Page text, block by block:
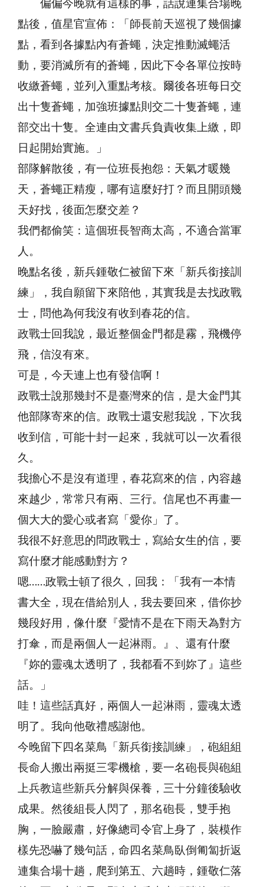
偏偏今晚就有這樣的事，話說連集合場晚
點後，值星官宣佈：「師長前天巡視了幾個據
點，看到各據點內有蒼蠅，決定推動滅蠅活
動，要消滅所有的蒼蠅，因此下令各單位按時
收繳蒼蠅，並列入重點考核。爾後各班每日交
出十隻蒼蠅，加強班據點則交二十隻蒼蠅，連
部交出十隻。全連由文書兵負責收集上繳，即
日起開始實施。」
部隊解散後，有一位班長抱怨：天氣才暖幾
天，蒼蠅正精瘦，哪有這麼好打？而且開頭幾
天好找，後面怎麼交差？
我們都偷笑：這個班長智商太高，不適合當軍
人。
晚點名後，新兵鍾敬仁被留下來「新兵銜接訓
練」，我自願留下來陪他，其實我是去找政戰
士，問他為何我沒有收到春花的信。
政戰士回我說，最近整個金門都是霧，飛機停
飛，信沒有來。
可是，今天連上也有發信啊！
政戰士說那幾封不是臺灣來的信，是大金門其
他部隊寄來的信。政戰士還安慰我說，下次我
收到信，可能十封一起來，我就可以一次看很
久。
我擔心不是沒有道理，春花寫來的信，內容越
來越少，常常只有兩、三行。信尾也不再畫一
個大大的愛心或者寫「愛你」了。
我很不好意思的問政戰士，寫給女生的信，要
寫什麼才能感動對方？
嗯……政戰士頓了很久，回我：「我有一本情
書大全，現在借給別人，我去要回來，借你抄
幾段好用，像什麼『愛情不是在下雨天為對方
打傘，而是兩個人一起淋雨。』、還有什麼
『妳的靈魂太透明了，我都看不到妳了』這些
話。」
哇！這些話真好，兩個人一起淋雨，靈魂太透
明了。我向他敬禮感謝他。
今晚留下四名菜鳥「新兵銜接訓練」，砲組組
長命人搬出兩挺三零機槍，要一名砲長與砲組
上兵教這些新兵分解與保養，三十分鐘後驗收
成果。然後組長人閃了，那名砲長，雙手抱
胸，一臉嚴肅，好像總司令官上身了，裝模作
樣先恐嚇了幾句話，命四名菜鳥臥倒匍匐折返
連集合場十趟，爬到第五、六趟時，鍾敬仁落